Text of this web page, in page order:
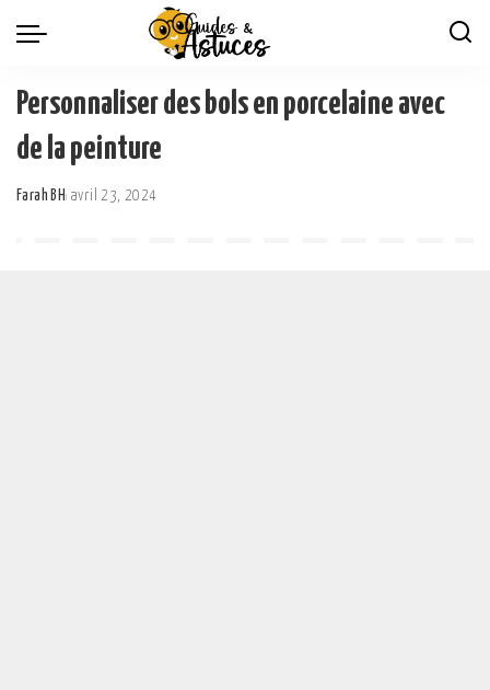
Personnaliser des bols en porcelaine avec
de la peinture
Farah BH avril 23, 2024